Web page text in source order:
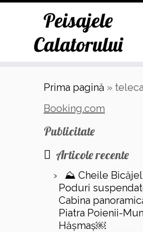
Peisajele
Calatorului
Prima pagină »
Booking.com
Publicitate
Articole recente
⛰️ Cheile
Poduri
Cabina
Piatra Poienii-
Hășmaș￼